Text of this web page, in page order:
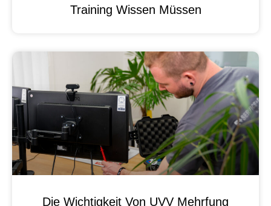
Training Wissen Müssen
Die Wichtigkeit Von UVV Mehrfung